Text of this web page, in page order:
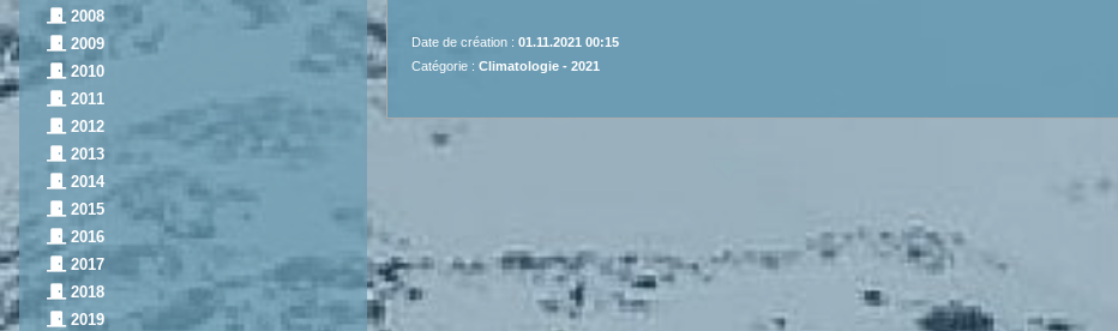
2008
2009
2010
2011
2012
2013
2014
2015
2016
2017
2018
2019
Date de création : 01.11.2021 00:15
Catégorie : Climatologie - 2021